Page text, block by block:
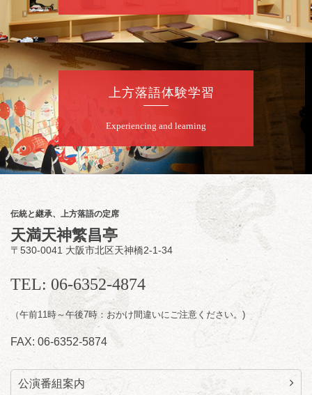
夜
8月10日（月）
桂慶治朗 月例奮闘落語会 八月席
桂慶治朗「鉄砲勇助」「植木屋娘」ほか一席
／桂弥壱「開口一番」
前売2,000円 当日2,500円
お問合せ：慶治朗落語会事務局 090-8126-
2020
★菟道亭配信あり
配信の
購入はこちらをクリック
8月11日（火）
昼席：番組案内
桂九寿玉／桂弥太郎／桂かい枝※／けんたと
ももえ（音曲漫才）※／笑福亭三喬／桂米平
～仲入～桂咲之輔／林家染団治／キタノ大地
（マジック）／笑福亭松枝（※…配信はござ
★菟道亭 配信あり
上方落語体験学習
Experiencing and learning
伝統と継承、上方落語の定席
天満天神繁昌亭
〒530-0041 大阪市北区天神橋2-1-34
TEL: 06-6352-4874
（午前11時～午後7時：おかけ間違いにご注意ください。)
FAX: 06-6352-5874
公演番組案内